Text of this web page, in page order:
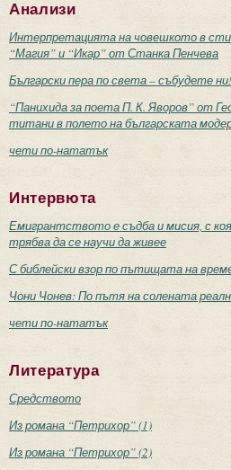
Анализи
Интерпретацията на човешкото в
“Магия” и “Икар” от Станка Пенчева
Български пера по света – събудете
“Панихида за поета П. К. Яворов” от
титани в полето на българската
чети по-нататък
Интервюта
Емигрантството е съдба и мисия, с
трябва да се научи да живее
С библейски взор по пътищата на
Чони Чонев: По пътя на солената
чети по-нататък
Литература
Средството
Из романа “Петрихор” (1)
Из романа “Петрихор” (2)